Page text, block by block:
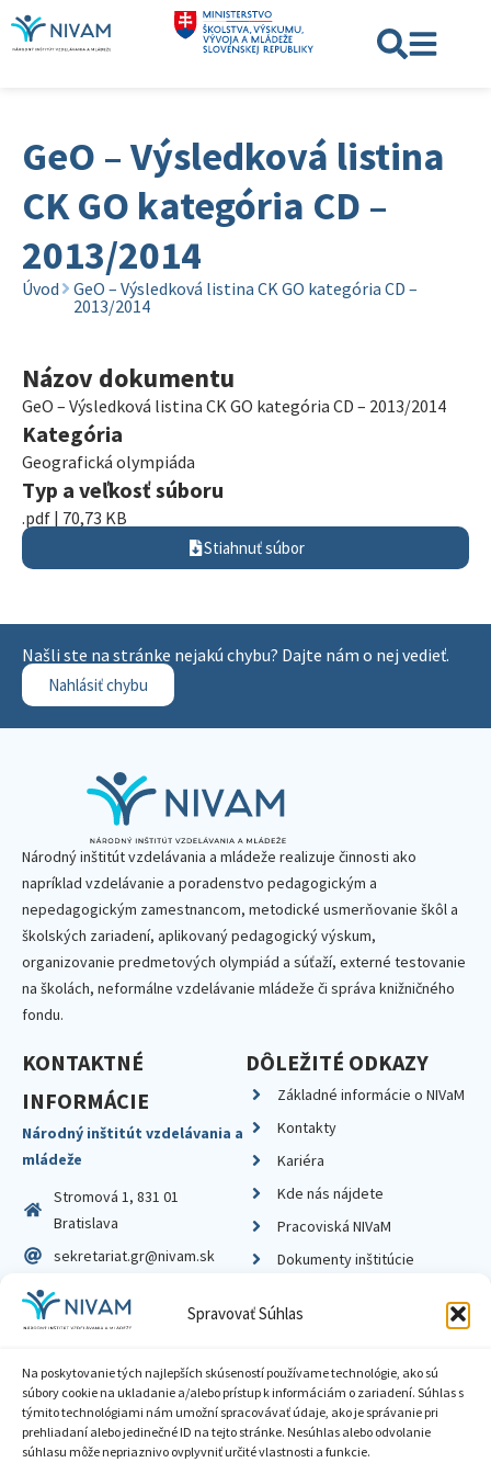
Spravovať Súhlas
Na poskytovanie tých najlepších skúseností používame technológie, ako sú
súbory cookie na ukladanie a/alebo prístup k informáciám o zariadení. Súhlas s
týmito technológiami nám umožní spracovávať údaje, ako je správanie pri
prehliadaní alebo jedinečné ID na tejto stránke. Nesúhlas alebo odvolanie
súhlasu môže nepriaznivo ovplyvniť určité vlastnosti a funkcie.
GeO – Výsledková listina
CK GO kategória CD –
2013/2014
Úvod
GeO – Výsledková listina CK GO kategória CD –
2013/2014
Názov dokumentu
GeO – Výsledková listina CK GO kategória CD – 2013/2014
Kategória
Geografická olympiáda
Typ a veľkosť súboru
.pdf | 70,73 KB
Stiahnuť súbor
Našli ste na stránke nejakú chybu? Dajte nám o nej vedieť.
Nahlásiť chybu
Národný inštitút vzdelávania a mládeže realizuje činnosti ako
napríklad vzdelávanie a poradenstvo pedagogickým a
nepedagogickým zamestnancom, metodické usmerňovanie škôl a
školských zariadení, aplikovaný pedagogický výskum,
organizovanie predmetových olympiád a súťaží, externé testovanie
na školách, neformálne vzdelávanie mládeže či správa knižničného
fondu.
KONTAKTNÉ
INFORMÁCIE
Národný inštitút vzdelávania a
mládeže
Stromová 1, 831 01
Bratislava
sekretariat.gr@nivam.sk
IČO: 00164348
DIČ: 2020798714
DÔLEŽITÉ ODKAZY
Základné informácie o NIVaM
Kontakty
Kariéra
Kde nás nájdete
Pracoviská NIVaM
Dokumenty inštitúcie
Zásady ochrany súkromia